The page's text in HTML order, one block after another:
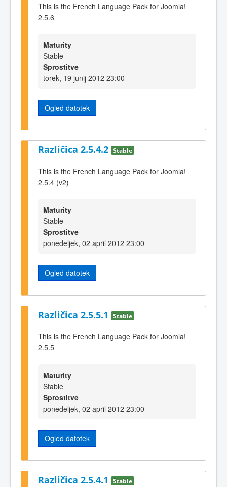
This is the French Language Pack for Joomla!
2.5.6
Maturity
Stable
Sprostitve
torek, 19 junij 2012 23:00
Ogled datotek
Različica 2.5.4.2 Stable
This is the French Language Pack for Joomla!
2.5.4 (v2)
Maturity
Stable
Sprostitve
ponedeljek, 02 april 2012 23:00
Ogled datotek
Različica 2.5.5.1 Stable
This is the French Language Pack for Joomla!
2.5.5
Maturity
Stable
Sprostitve
ponedeljek, 02 april 2012 23:00
Ogled datotek
Različica 2.5.4.1 Stable